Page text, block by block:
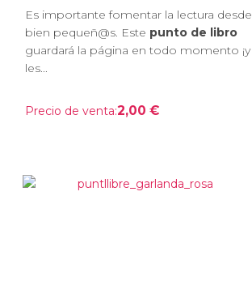
Es importante fomentar la lectura desde
bien pequeñ@s. Este punto de libro
guardará la página en todo momento ¡y
les...
Precio de venta:2,00 €